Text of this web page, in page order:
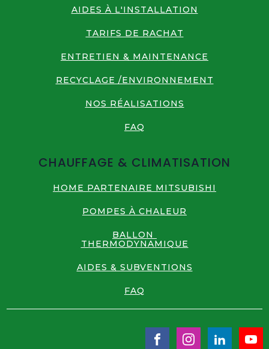
AIDES À L'INSTALLATION
TARIFS DE RACHAT
ENTRETIEN & MAINTENANCE
RECYCLAGE /ENVIRONNEMENT
NOS RÉALISATIONS
FAQ
CHAUFFAGE & CLIMATISATION
HOME PARTENAIRE MITSUBISHI
POMPES À CHALEUR
BALLON
THERMODYNAMIQUE
AIDES & SUBVENTIONS
FAQ